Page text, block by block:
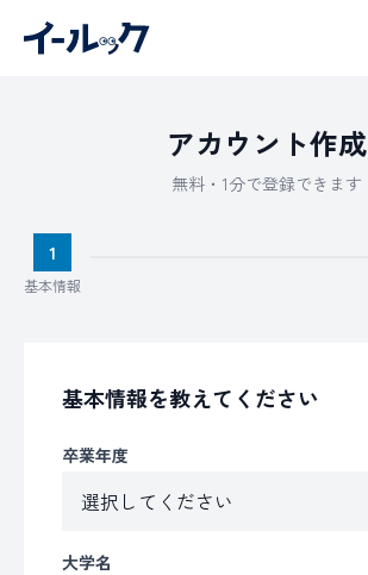
アカウント作成
無料・1分で登録できます
1
基本情報
基本情報を教えてください
卒業年度
大学名